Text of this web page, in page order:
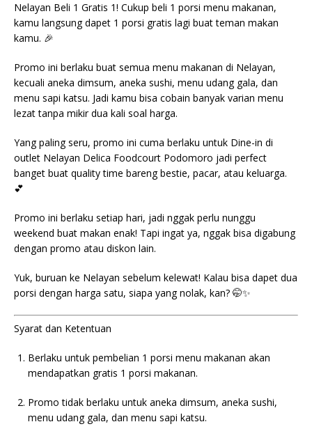
Nelayan Beli 1 Gratis 1! Cukup beli 1 porsi menu makanan,
kamu langsung dapet 1 porsi gratis lagi buat teman makan
kamu. 🎉
Promo ini berlaku buat semua menu makanan di Nelayan,
kecuali aneka dimsum, aneka sushi, menu udang gala, dan
menu sapi katsu. Jadi kamu bisa cobain banyak varian menu
lezat tanpa mikir dua kali soal harga.
Yang paling seru, promo ini cuma berlaku untuk Dine-in di
outlet Nelayan Delica Foodcourt Podomoro jadi perfect
banget buat quality time bareng bestie, pacar, atau keluarga.
💕
Promo ini berlaku setiap hari, jadi nggak perlu nunggu
weekend buat makan enak! Tapi ingat ya, nggak bisa digabung
dengan promo atau diskon lain.
Yuk, buruan ke Nelayan sebelum kelewat! Kalau bisa dapet dua
porsi dengan harga satu, siapa yang nolak, kan? 🤭✨
Syarat dan Ketentuan
Berlaku untuk pembelian 1 porsi menu makanan akan
mendapatkan gratis 1 porsi makanan.
Promo tidak berlaku untuk aneka dimsum, aneka sushi,
menu udang gala, dan menu sapi katsu.